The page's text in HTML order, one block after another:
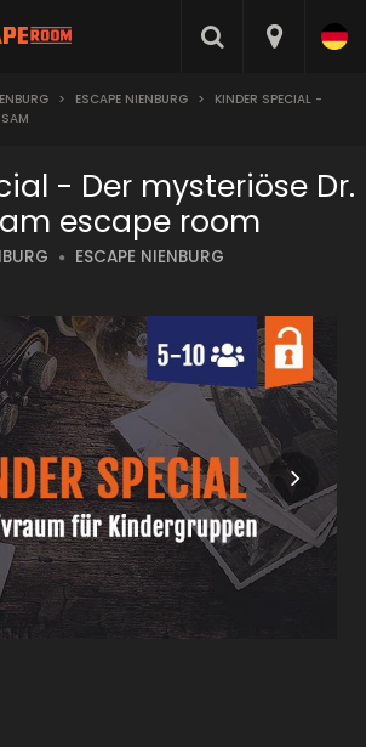
> ESCAPE NIENBURG >
KINDER SPECIAL -
- Der mysteriöse Dr.
escape room
ESCAPE NIENBURG